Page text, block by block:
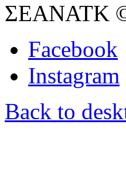
ΣΕΑΝΑΤΚ
Facebook
Instagram
Back to